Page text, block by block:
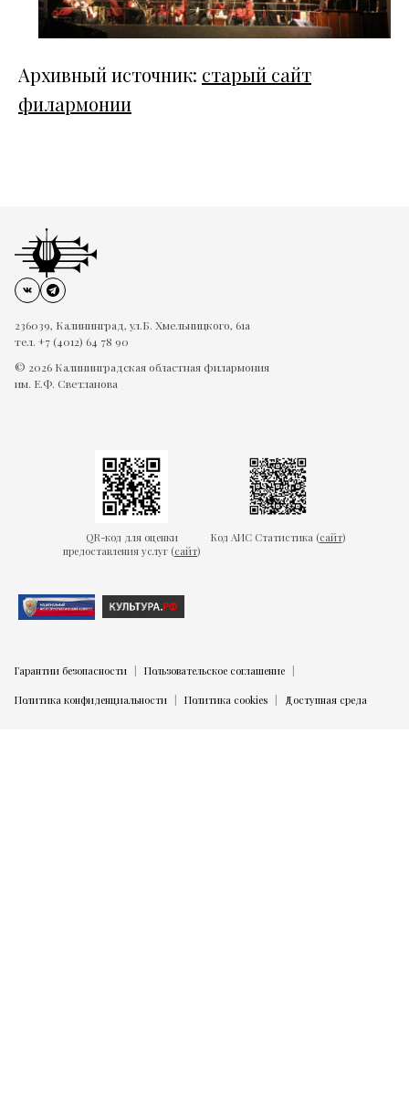
Архивный источник: старый сайт
филармонии
236039, Калининград, ул.Б. Хмельницкого, 61а
тел. +7 (4012) 64 78 90
© 2026 Калининградская областная филармония
им. Е.Ф. Светланова
QR-код для оценки
предоставления услуг (сайт)
Код АИС Статистика (сайт)
Гарантии безопасности Пользовательское соглашение
Политика конфиденциальности Политика cookies Доступная среда